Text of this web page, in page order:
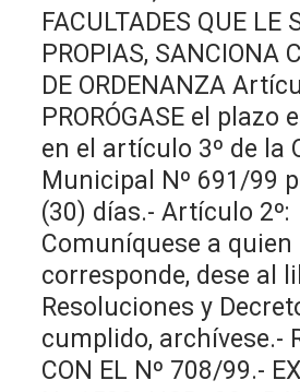
FACULTADES QUE LE
PROPIAS, SANCIONA
DE ORDENANZA
PRORÓGASE el plazo
en el artículo 3º de la
Municipal Nº 691/99
(30) días.- Artículo 2º:
Comuníquese a quien
corresponde, dese al
Resoluciones y
cumplido, archívese.-
CON EL Nº 708/99.-